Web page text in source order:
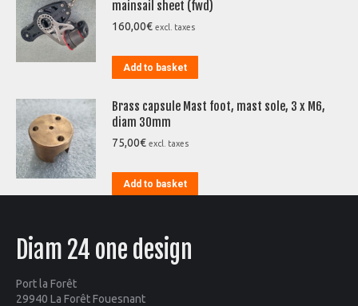
mainsail sheet (fwd)
160,00€ excl. taxes
Add to basket
Brass capsule Mast foot, mast sole, 3 x M6,
diam 30mm
75,00€ excl. taxes
Add to basket
Diam 24 one design
Port la Forêt
29940 La Forêt Fouesnant